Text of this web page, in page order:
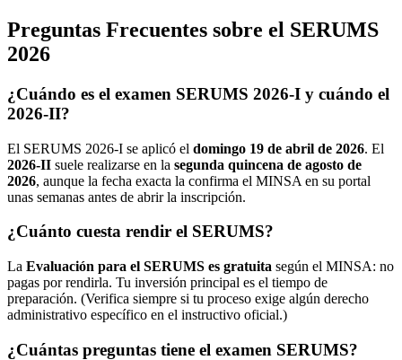
Preguntas Frecuentes sobre el SERUMS
2026
¿Cuándo es el examen SERUMS 2026-I y cuándo el
2026-II?
El SERUMS 2026-I se aplicó el domingo 19 de abril de 2026. El
2026-II suele realizarse en la segunda quincena de agosto de
2026, aunque la fecha exacta la confirma el MINSA en su portal
unas semanas antes de abrir la inscripción.
¿Cuánto cuesta rendir el SERUMS?
La Evaluación para el SERUMS es gratuita según el MINSA: no
pagas por rendirla. Tu inversión principal es el tiempo de
preparación. (Verifica siempre si tu proceso exige algún derecho
administrativo específico en el instructivo oficial.)
¿Cuántas preguntas tiene el examen SERUMS?